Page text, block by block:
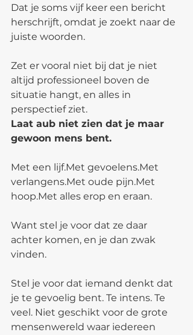
Dat je soms vijf keer een bericht
herschrijft, omdat je zoekt naar de
juiste woorden.
Zet er vooral niet bij dat je niet
altijd professioneel boven de
situatie hangt, en alles in
perspectief ziet.
Laat aub niet zien dat je maar
gewoon mens bent.
Met een lijf.Met gevoelens.Met
verlangens.Met oude pijn.Met
hoop.Met alles erop en eraan.
Want stel je voor dat ze daar
achter komen, en je dan zwak
vinden.
Stel je voor dat iemand denkt dat
je te gevoelig bent. Te intens. Te
veel. Niet geschikt voor de grote
mensenwereld waar iedereen